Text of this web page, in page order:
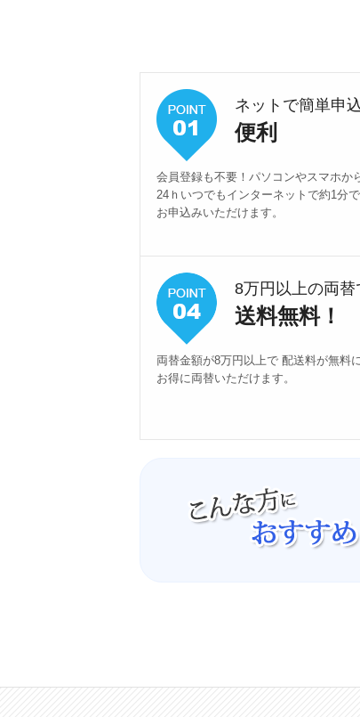
ネットで簡単申
便利
会員登録も不要！パソコンやスマホか
24ｈいつでもインターネットで約1分
お申込みいただけます。
8万円以上の両替
送料無料！
両替金額が8万円以上で 配送料が無料
お得に両替いただけます。